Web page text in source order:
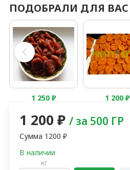
ПОДОБРАЛИ ДЛЯ ВАС
1 250₽ 1 200₽
1 200 ₽ / за 500 ГР
Сумма 1200 ₽
кг